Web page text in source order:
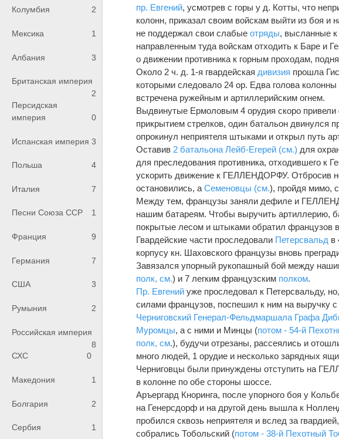
Колумбия 2
Мексика 1
Албания 3
Британская империя
2
Персидская
империя
0
Испанская империя 3
Польша 4
Италия 7
Песни Союза ССР 1
Франция 9
Германия 7
США 3
Румыния 2
Российская империя
8
СХС
0
Македония 1
Болгария 2
Сербия 1
пр. Евгений, усмотрев с горы у д. Котты, что
колонн, приказал своим войскам выйти из боя и
не поддержал свои слабыеотряды, высланные
направленным туда войскам отходить к Баре и
о движении противника к горным проходам,
Около 2 ч. д. 1-я гвардейская дивизия прошла
которыми следовало 24 ор. Едва голова
встречена ружейным и артиллерийским огнем.
Выдвинутые Ермоловым 4 орудия скоро
прикрытием стрелков, один батальон двинулся
опрокинул неприятеля штыками и открыл путь
Оставив 2 батальона Лейб-Егерей (см.) для
для преследования противника, отходившего к
ускорить движение к ГЕЛЛЕНДОРФУ. Отбросив
остановились, аСеменовцы (см.), пройдя мимо,
Между тем, французы заняли дефиле и
нашим батареям. Чтобы выручить артиллерию,
покрытые лесом и штыками обратил французов в
Гвардейские части проследовали Петерсвальд в
корпусу кн. Шаховского французы вновь
Завязался упорный рукопашный бой между
полк, см.) и 7 легким французским полком.
Пр. Евгений уже проследовал к Петерсвальду,
силами французов, поспешил к ним на выручку
Черниговский Генерал-Фельдмаршала Графа
Муромцы, а с ними и Минцы (потом - 54-й
полк, см.), будучи отрезаны, рассеялись и
много людей, 1 орудие и несколько зарядных
Черниговцы были принуждены отступить на
в колонне по обе стороны шоссе.
Аръергард Кноринга, после упорного боя у
на Генерсдорф и на другой день вышла к
пробился сквозь неприятеля и вслед за
собрались Тобольский (потом - 38-й Пехотный